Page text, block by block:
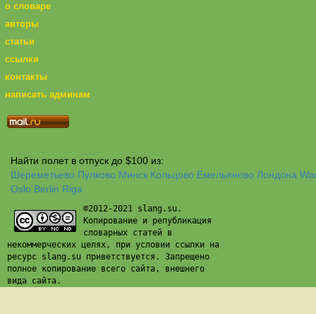
о словаре
авторы
статьи
ссылки
контакты
написать админам
Найти полет в отпуск до $100 из:
Шереметьево Пулково Минск Кольцово Емельяново Лондона
Oslo Berlin Riga
©2012-2021 slang.su.
Копирование и републикация
словарных статей в
некоммерческих целях, при условии ссылки на
ресурс slang.su приветствуется. Запрещено
полное копирование всего сайта, внешнего
вида сайта.